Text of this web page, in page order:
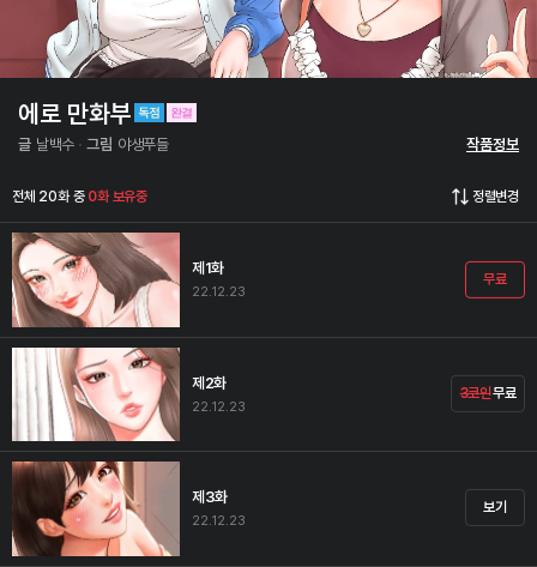
에로 만화부
글 날백수 그림 야생푸들 작품정보
전체 20화 중 0화 보유중 정렬변경
제1화
22.12.23
무료
제2화
22.12.23
3코인무료
제3화
22.12.23
보기